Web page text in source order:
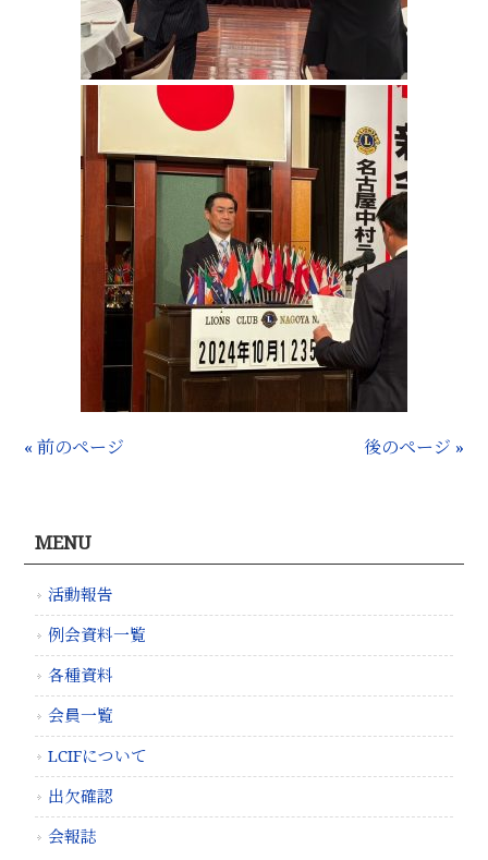
« 前のページ 後のページ »
MENU
活動報告
例会資料一覧
各種資料
会員一覧
LCIFについて
出欠確認
会報誌